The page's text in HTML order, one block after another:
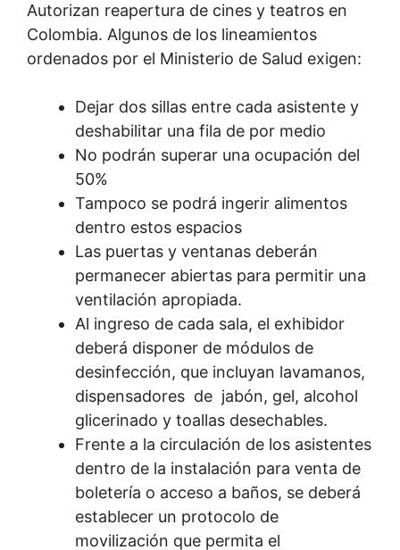
Autorizan reapertura de cines y teatros en
Colombia. Algunos de los lineamientos
ordenados por el Ministerio de Salud exigen:
Dejar dos sillas entre cada asistente y
deshabilitar una fila de por medio
No podrán superar una ocupación del
50%
Tampoco se podrá ingerir alimentos
dentro estos espacios
Las puertas y ventanas deberán
permanecer abiertas para permitir una
ventilación apropiada.
Al ingreso de cada sala, el exhibidor
deberá disponer de módulos de
desinfección, que incluyan lavamanos,
dispensadores de jabón, gel, alcohol
glicerinado y toallas desechables.
Frente a la circulación de los asistentes
dentro de la instalación para venta de
boletería o acceso a baños, se deberá
establecer un protocolo de
movilización que permita el